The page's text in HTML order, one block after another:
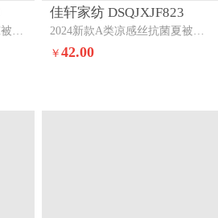
2024新款水洗刺绣夏被夏凉被空调被山茶花-奶昔白-优雅紫
佳轩家纺 DSQJXJF823
2024新款A类凉感丝抗菌夏被被子被芯浅粉-浅灰
￥ 42.00